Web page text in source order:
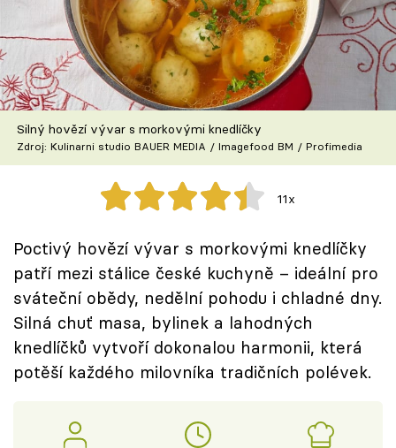
Škola vaření
Recepty z TV
Speciál: Cuketa
Těhotnej kuchař
Sledujte prima+
Přihlášení
Sledujte nás
Silný hovězí vývar s morkovými knedlíčky
Zdroj: Kulinarni studio BAUER MEDIA / Imagefood BM / Profimedia
11x
Poctivý hovězí vývar s morkovými knedlíčky
patří mezi stálice české kuchyně – ideální pro
sváteční obědy, nedělní pohodu i chladné dny.
Silná chuť masa, bylinek a lahodných
knedlíčků vytvoří dokonalou harmonii, která
potěší každého milovníka tradičních polévek.